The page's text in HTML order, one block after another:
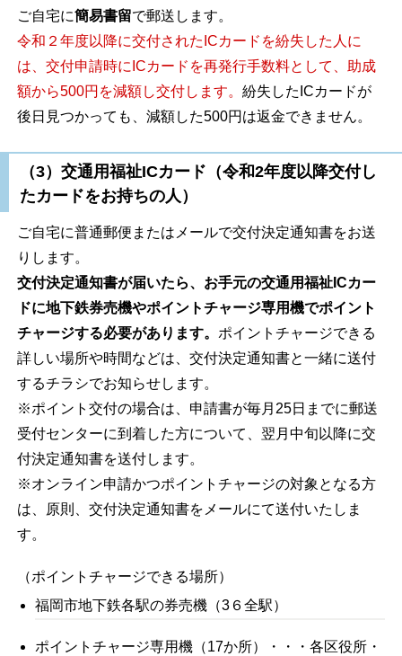
ご自宅に簡易書留で郵送します。
令和２年度以降に交付されたICカードを紛失した人に
は、交付申請時にICカードを再発行手数料として、助成
額から500円を減額し交付します。紛失したICカードが
後日見つかっても、減額した500円は返金できません。
（3）交通用福祉ICカード（令和2年度以降交付し
たカードをお持ちの人）
ご自宅に普通郵便またはメールで交付決定通知書をお送
りします。
交付決定通知書が届いたら、お手元の交通用福祉ICカー
ドに地下鉄券売機やポイントチャージ専用機でポイント
チャージする必要があります。 ポイントチャージできる
詳しい場所や時間などは、交付決定通知書と一緒に送付
するチラシでお知らせします。
※ポイント交付の場合は、申請書が毎月25日までに郵送
受付センターに到着した方について、翌月中旬以降に交
付決定通知書を送付します。
※オンライン申請かつポイントチャージの対象となる方
は、原則、交付決定通知書をメールにて送付いたしま
す。
（ポイントチャージできる場所）
福岡市地下鉄各駅の券売機（3６全駅）
ポイントチャージ専用機（17か所）・・・各区役所・